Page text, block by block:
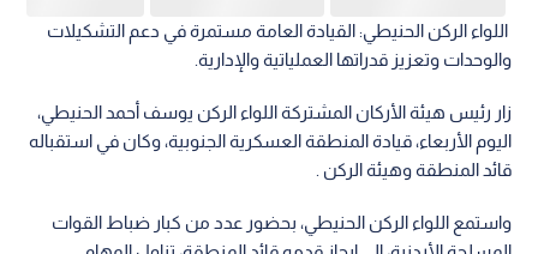
اللواء الركن الحنيطي: القيادة العامة مستمرة في دعم التشكيلات
والوحدات وتعزيز قدراتها العملياتية والإدارية.
زار رئيس هيئة الأركان المشتركة اللواء الركن يوسف أحمد الحنيطي،
اليوم الأربعاء، قيادة المنطقة العسكرية الجنوبية، وكان في استقباله
قائد المنطقة وهيئة الركن .
واستمع اللواء الركن الحنيطي، بحضور عدد من كبار ضباط القوات